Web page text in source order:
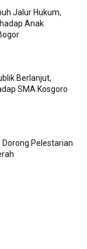
Jalur Hukum,
Anak
Berlanjut,
SMA Kosgoro
Pelestarian